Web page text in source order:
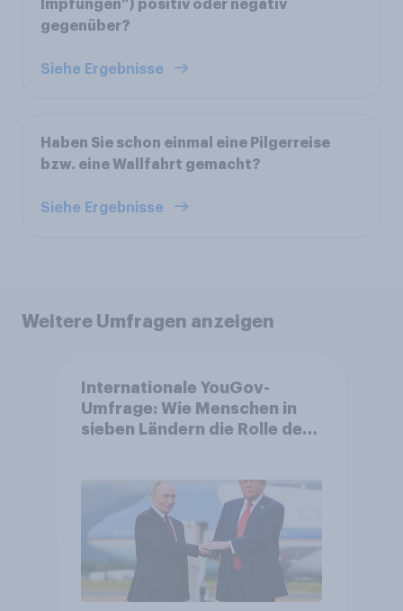
Impfungen”) positiv oder negativ
gegenüber?
Siehe Ergebnisse
Haben Sie schon einmal eine Pilgerreise
bzw. eine Wallfahrt gemacht?
Siehe Ergebnisse
Weitere Umfragen anzeigen
Internationale YouGov-
Umfrage: Wie Menschen in
sieben Ländern die Rolle der
Bedrohungen und Bündnisse
bewerten